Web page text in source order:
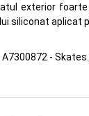
exterior
siliconat aplicat
A7300872 -